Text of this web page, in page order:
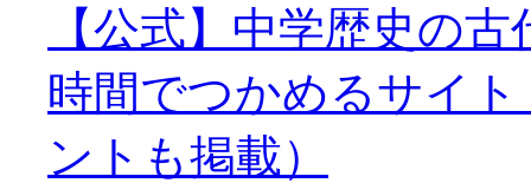
【公式】中学歴史の
時間でつかめるサイ
ントも掲載）